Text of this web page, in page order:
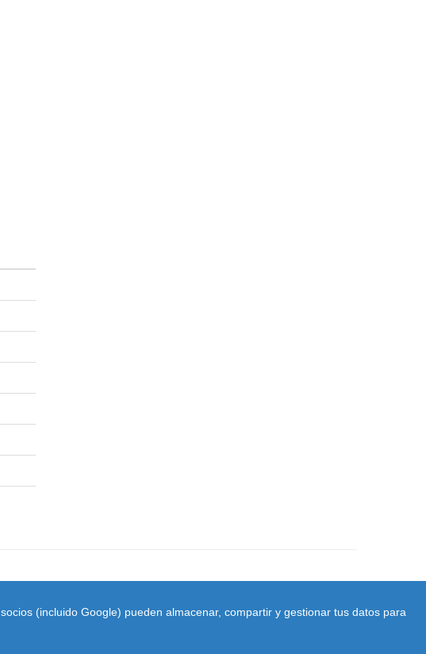
(incluido Google) pueden almacenar, compartir y gestionar tus datos para